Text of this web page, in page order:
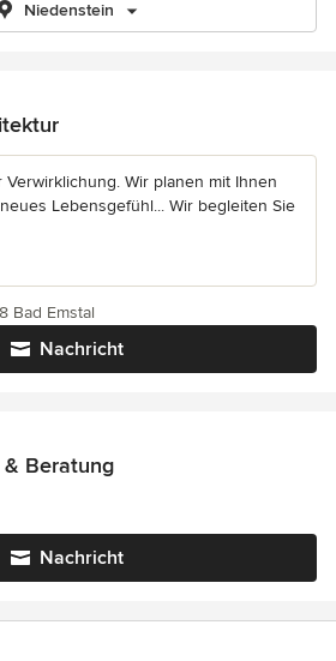
Niedenstein
Wir planen mit Ihnen
Lebensgefühl... Wir begleiten Sie
Nachricht
Bad Emstal
Beratung
Nachricht